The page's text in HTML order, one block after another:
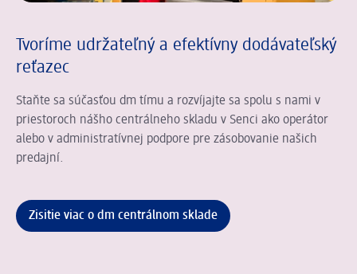
Tvoríme udržateľný a efektívny dodávateľský
reťazec
Staňte sa súčasťou dm tímu a rozvíjajte sa spolu s nami v
priestoroch nášho centrálneho skladu v Senci ako operátor
alebo v administratívnej podpore pre zásobovanie našich
predajní.
Zisitie viac o dm centrálnom sklade